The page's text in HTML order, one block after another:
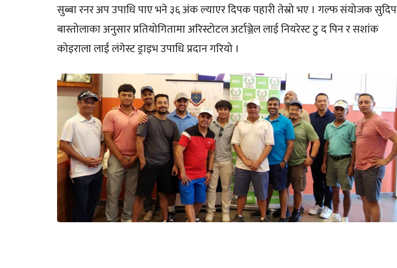
सुब्बा रनर अप उपाधि पाए भने ३६ अंक ल्याएर दिपक पहारी तेस्रो भए । गल्फ संयोजक सुदिप
बास्तोलाका अनुसार प्रतियोगितामा अरिस्टोटल अर्टाञ्जेल लाई नियरेस्ट टु द पिन र सशांक
कोइराला लाई लंगेस्ट ड्राइभ उपाधि प्रदान गरियो ।